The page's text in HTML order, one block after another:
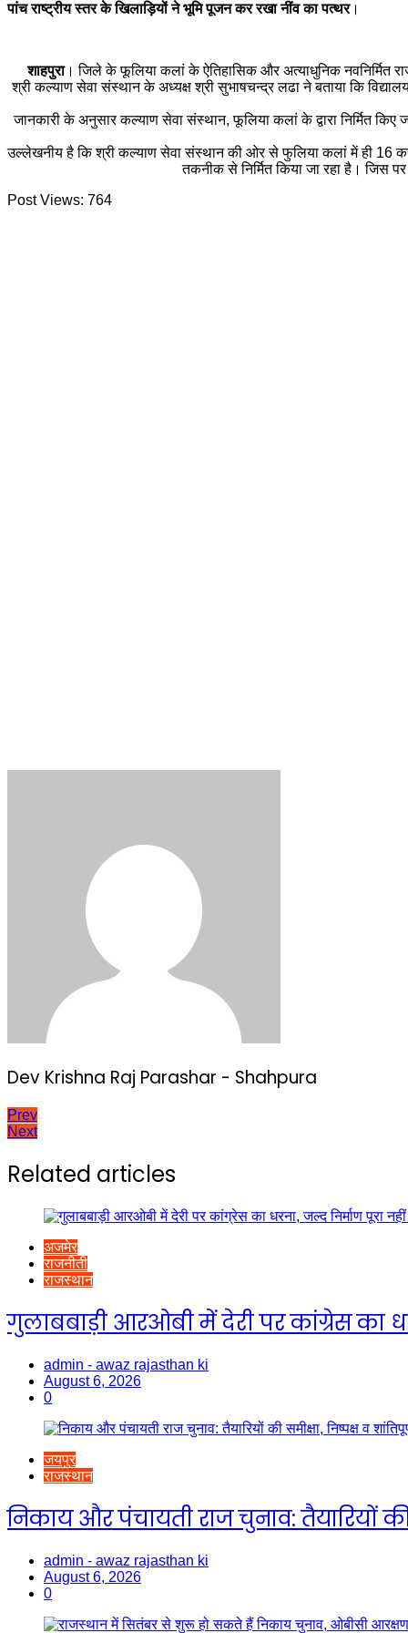
पांच राष्ट्रीय स्तर के खिलाड़ियों ने भूमि पूजन कर रखा नींव का पत्थर।
शाहपुरा। जिले के फूलिया कलां के ऐतिहासिक और अत्याधुनिक नवनिर्मित
श्री कल्याण सेवा संस्थान के अध्यक्ष श्री सुभाषचन्द्र लढा ने बताया कि
जानकारी के अनुसार कल्याण सेवा संस्थान, फूलिया कलां के द्वारा निर्मित
उल्लेखनीय है कि श्री कल्याण सेवा संस्थान की ओर से फुलिया कलां में ही 16
तकनीक से निर्मित किया जा रहा है। जिस
Post Views: 764
Dev Krishna Raj Parashar - Shahpura
Post
Prev
Next
Related articles
अजमेर
राजनीती
राजस्थान
गुलाबबाड़ी आरओबी में देरी पर कांग्रेस का
admin - awaz rajasthan ki
August 6, 2026
0
जयपुर
राजस्थान
निकाय और पंचायती राज चुनाव: तैयारियों
admin - awaz rajasthan ki
August 6, 2026
0